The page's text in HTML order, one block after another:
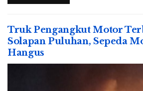
Truk Pengangkut Motor
Solapan Puluhan, Sepeda
Hangus